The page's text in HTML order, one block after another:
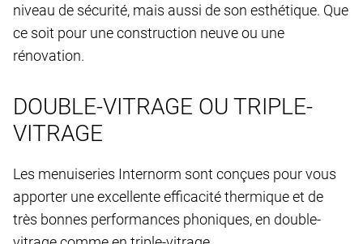
niveau de sécurité, mais aussi de son esthétique. Que
ce soit pour une construction neuve ou une
rénovation.
DOUBLE-VITRAGE OU TRIPLE-
VITRAGE
Les menuiseries Internorm sont conçues pour vous
apporter une excellente efficacité thermique et de
très bonnes performances phoniques, en double-